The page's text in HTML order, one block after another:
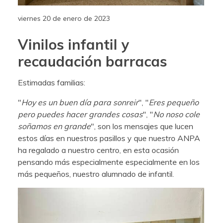
viernes 20 de enero de 2023
Vinilos infantil y
recaudación barracas
Estimadas familias:
"Hoy es un buen día para sonreir", "Eres pequeño
pero puedes hacer grandes cosas", "No noso cole
soñamos en grande", son los mensajes que lucen
estos días en nuestros pasillos y que nuestro ANPA
ha regalado a nuestro centro, en esta ocasión
pensando más especialmente especialmente en los
más pequeños, nuestro alumnado de infantil.